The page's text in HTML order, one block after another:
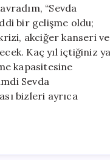
“Sevda
bir gelişme oldu;
akciğer kanseri ve
Kaç yıl içtiğiniz
kapasitesine
Sevda
bizleri ayrıca